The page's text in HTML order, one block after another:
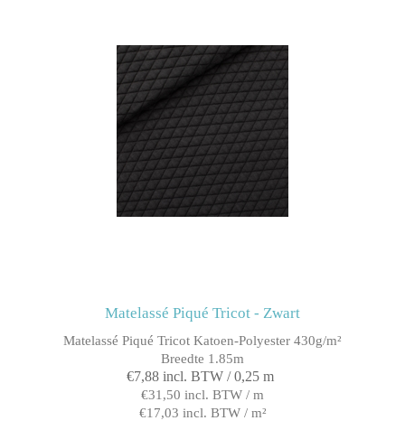
Matelassé Piqué Tricot - Zwart
Matelassé Piqué Tricot Katoen-Polyester 430g/m²
Breedte 1.85m
€7,88 incl. BTW / 0,25 m
€31,50 incl. BTW / m
€17,03 incl. BTW / m²